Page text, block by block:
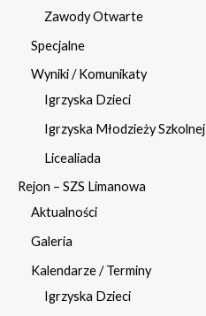
Zawody Otwarte
Specjalne
Wyniki / Komunikaty
Igrzyska Dzieci
Igrzyska Młodzieży Szkolnej
Licealiada
Rejon – SZS Limanowa
Aktualności
Galeria
Kalendarze / Terminy
Igrzyska Dzieci